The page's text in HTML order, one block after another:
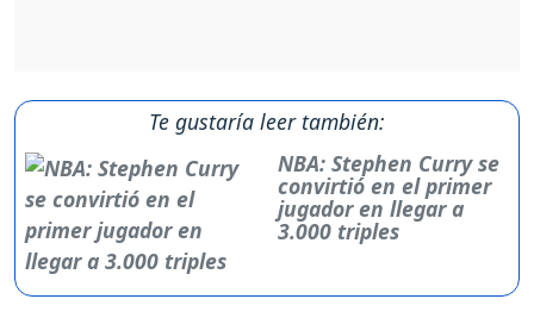
Te gustaría leer también:
NBA: Stephen Curry se
convirtió en el primer
jugador en llegar a
3.000 triples